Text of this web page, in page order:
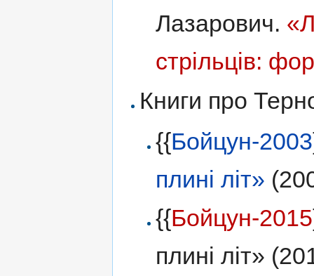
Лазарович.
стрільців:
Книги про
{{Бойцун-2003
плині літ»
{{Бойцун-2015
плині літ»